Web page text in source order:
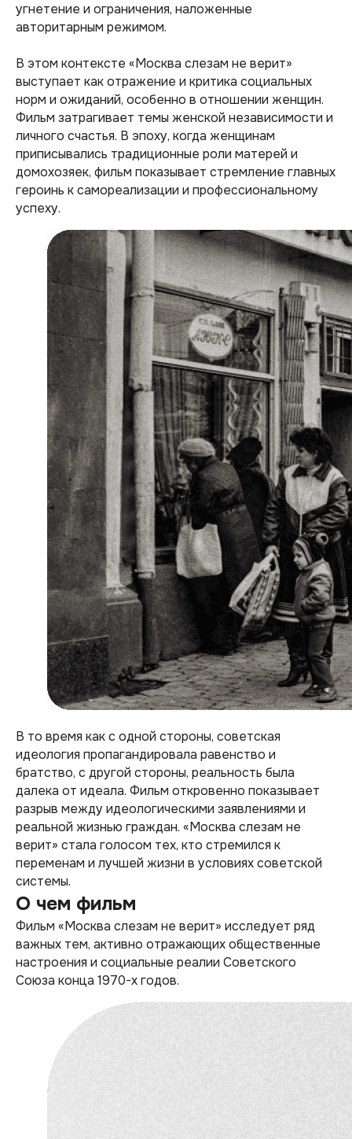
угнетение и ограничения, наложенные
авторитарным режимом.
В этом контексте «Москва слезам не верит»
выступает как отражение и критика социальных
норм и ожиданий, особенно в отношении женщин.
Фильм затрагивает темы женской независимости и
личного счастья. В эпоху, когда женщинам
приписывались традиционные роли матерей и
домохозяек, фильм показывает стремление главных
героинь к самореализации и профессиональному
успеху.
В то время как с одной стороны, советская
идеология пропагандировала равенство и
братство, с другой стороны, реальность была
далека от идеала. Фильм откровенно показывает
разрыв между идеологическими заявлениями и
реальной жизнью граждан. «Москва слезам не
верит» стала голосом тех, кто стремился к
переменам и лучшей жизни в условиях советской
системы.
О чем фильм
Фильм «Москва слезам не верит» исследует ряд
важных тем, активно отражающих общественные
настроения и социальные реалии Советского
Союза конца 1970-х годов.